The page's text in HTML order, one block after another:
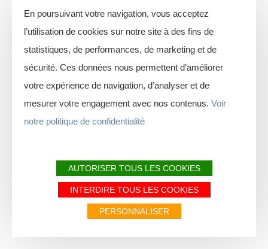
En poursuivant votre navigation, vous acceptez
l’utilisation de cookies sur notre site à des fins de
statistiques, de performances, de marketing et de
sécurité. Ces données nous permettent d’améliorer
votre expérience de navigation, d’analyser et de
mesurer votre engagement avec nos contenus. Voir
notre politique de confidentialité
AUTORISER TOUS LES COOKIES
INTERDIRE TOUS LES COOKIES
PERSONNALISER